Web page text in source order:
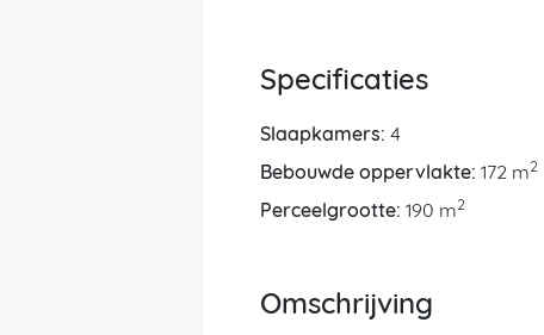
Specificaties
Slaapkamers: 4
Bebouwde oppervlakte: 172 m2
Perceelgrootte: 190 m2
Omschrijving